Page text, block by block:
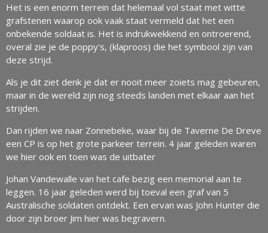
Het is een enorm terrein dat helemaal vol staat met witte
grafstenen waarop ook vaak staat vermeld dat het een
onbekende soldaat is. Het is indrukwekkend en ontroerend,
overal zie je de poppy's, (klaproos) die het symbool zijn van
deze strijd.
Als je dit ziet denk je dat er nooit meer zoiets mag gebeuren,
maar in de wereld zijn nog steeds landen met elkaar aan het
strijden.
Dan rijden we naar Zonnebeke, waar bij de Taverne De Dreve
een CP is op het grote parkeer terrein. 4 jaar geleden waren
we hier ook en toen was de uitbater
Johan Vandewalle van het cafe bezig een memorial aan te
leggen. 16 jaar geleden werd bij toeval een graf van 5
Australische soldaten ontdekt. Een ervan was John Hunter die
door zijn broer Jim hier was begravern.